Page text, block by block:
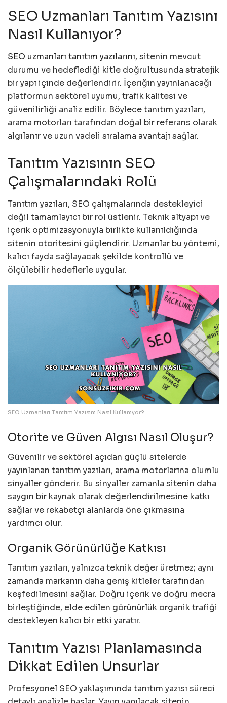
SEO Uzmanları Tanıtım Yazısını
Nasıl Kullanıyor?
SEO uzmanları tanıtım yazılarını, sitenin mevcut
durumu ve hedeflediği kitle doğrultusunda stratejik
bir yapı içinde değerlendirir. İçeriğin yayınlanacağı
platformun sektörel uyumu, trafik kalitesi ve
güvenilirliği analiz edilir. Böylece tanıtım yazıları,
arama motorları tarafından doğal bir referans olarak
algılanır ve uzun vadeli sıralama avantajı sağlar.
Tanıtım Yazısının SEO
Çalışmalarındaki Rolü
Tanıtım yazıları, SEO çalışmalarında destekleyici
değil tamamlayıcı bir rol üstlenir. Teknik altyapı ve
içerik optimizasyonuyla birlikte kullanıldığında
sitenin otoritesini güçlendirir. Uzmanlar bu yöntemi,
kalıcı fayda sağlayacak şekilde kontrollü ve
ölçülebilir hedeflerle uygular.
SEO Uzmanları Tanıtım Yazısını Nasıl Kullanıyor?
Otorite ve Güven Algısı Nasıl Oluşur?
Güvenilir ve sektörel açıdan güçlü sitelerde
yayınlanan tanıtım yazıları, arama motorlarına olumlu
sinyaller gönderir. Bu sinyaller zamanla sitenin daha
saygın bir kaynak olarak değerlendirilmesine katkı
sağlar ve rekabetçi alanlarda öne çıkmasına
yardımcı olur.
Organik Görünürlüğe Katkısı
Tanıtım yazıları, yalnızca teknik değer üretmez; aynı
zamanda markanın daha geniş kitleler tarafından
keşfedilmesini sağlar. Doğru içerik ve doğru mecra
birleştiğinde, elde edilen görünürlük organik trafiği
destekleyen kalıcı bir etki yaratır.
Tanıtım Yazısı Planlamasında
Dikkat Edilen Unsurlar
Profesyonel SEO yaklaşımında tanıtım yazısı süreci